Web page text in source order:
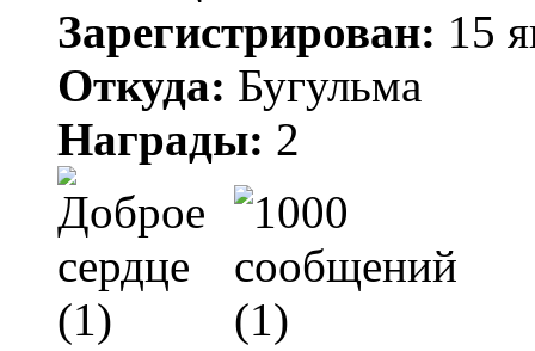
Зарегистрирован: 15
Откуда: Бугульма
Награды: 2